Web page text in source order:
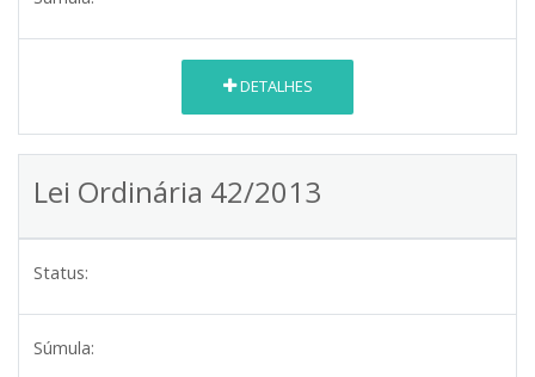
DETALHES
Lei Ordinária 42/2013
Status:
Súmula: